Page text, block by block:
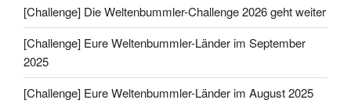
[Challenge] Die Weltenbummler-Challenge 2026 geht weiter
[Challenge] Eure Weltenbummler-Länder im September
2025
[Challenge] Eure Weltenbummler-Länder im August 2025